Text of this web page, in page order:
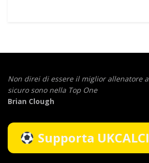
Non direi di essere il miglior allenatore
sicuro sono nella Top One
Brian Clough
Supporta